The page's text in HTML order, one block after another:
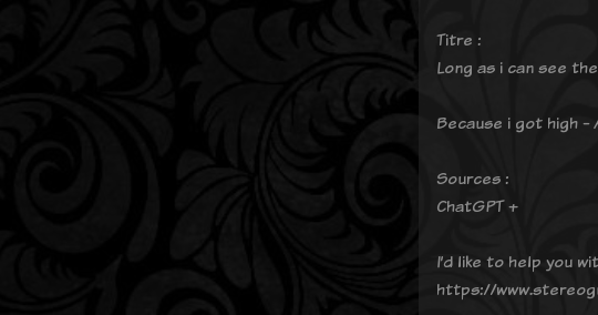
Titre :
Long as i can see
Because i got high -
Sources :
ChatGPT +
I’d like to help you
https://